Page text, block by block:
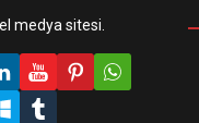
medya sitesi.